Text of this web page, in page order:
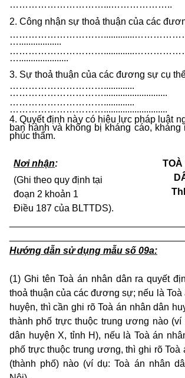
…………………………...………………..
2. Công nhận sự thoả thuận của các
…..................
….....................
3. Sự thoả thuận của các đương sự cụ
………………………….............
…………………………...........................
………………………….............
…………………………...........................
4. Quyết định này có hiệu lực pháp luật
ban hành và không bị kháng cáo, kháng
phúc thẩm.
Nơi nhận:
(Ghi theo quy định tại
đoạn 2 khoản 1
Điều 187 của BLTTDS).
TOÀ
Hướng dẫn sử dụng mẫu số 09a:
(1) Ghi tên Toà án nhân dân ra quyết
thoả thuận của các đương sự; nếu là Toà
huyện, thì cần ghi rõ Toà án nhân dân
thành phố trực thuộc trung ương nào (ví
dân huyện X, tỉnh H), nếu là Toà án
phố trực thuộc trung ương, thì ghi rõ Toà
(thành phố) nào (ví dụ: Toà án nhân